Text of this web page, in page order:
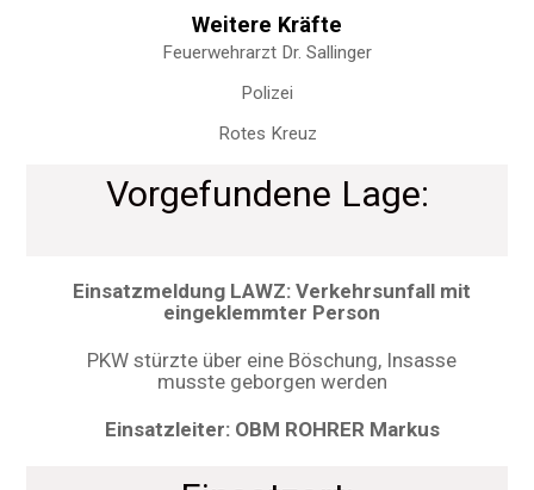
Weitere Kräfte
Feuerwehrarzt Dr. Sallinger
Polizei
Rotes Kreuz
Vorgefundene Lage:
Einsatzmeldung LAWZ: Verkehrsunfall mit
eingeklemmter Person
PKW stürzte über eine Böschung, Insasse
musste geborgen werden
Einsatzleiter: OBM ROHRER Markus